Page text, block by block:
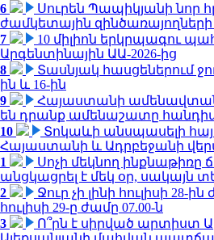
6
Սուրեն Պապիկյանի նոր
ժամկետային զինծառայողների
7
10 միլիոն երկրպագու
Արգենտինային ԱԱ-2026-ից
8
Տասնյակ հասցեներում
ին և 16-ին
9
Հայաստանի
են դրանք ամենաշատը
10
Տոկաևի անսպասելի
Հայաստանի և Ադրբեջանի
1
Սոչի մեկնող
անցկացրել է մեկ օր, սակայն
2
Ջուր չի լինի հուլիսի 28-
հուլիսի 29-ը ժամը 07.00-ն
3
Ո՞րն է սիրված արտիստ